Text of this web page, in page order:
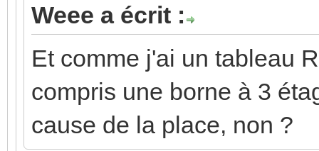
Weee a écrit :
Et comme j'ai un tableau
compris une borne à 3
cause de la place, non ?